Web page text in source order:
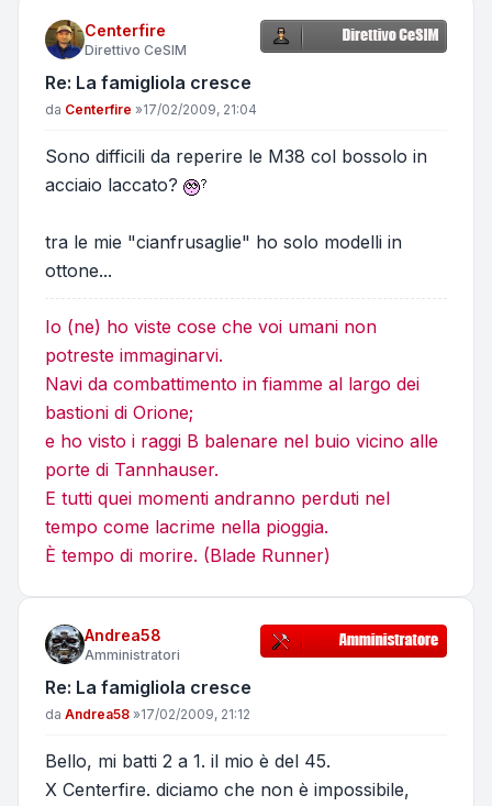
Centerfire
Direttivo CeSIM
Re: La famigliola cresce
Messaggio
da Centerfire »17/02/2009, 21:04
Sono difficili da reperire le M38 col bossolo in
acciaio laccato?
tra le mie "cianfrusaglie" ho solo modelli in
ottone...
Io (ne) ho viste cose che voi umani non
potreste immaginarvi.
Navi da combattimento in fiamme al largo dei
bastioni di Orione;
e ho visto i raggi B balenare nel buio vicino alle
porte di Tannhauser.
E tutti quei momenti andranno perduti nel
tempo come lacrime nella pioggia.
È tempo di morire. (Blade Runner)
Andrea58
Amministratori
Re: La famigliola cresce
Messaggio
da Andrea58 »17/02/2009, 21:12
Bello, mi batti 2 a 1. il mio è del 45.
X Centerfire. diciamo che non è impossibile,